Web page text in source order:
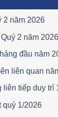
2 năm 2026
2 năm 2026
đầu năm
liên quan
tiếp duy trì
quý 1/2026